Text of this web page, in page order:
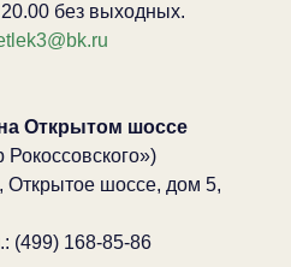
без выходных.
Открытом шоссе
Открытое шоссе, дом 5,
(499) 168-85-86